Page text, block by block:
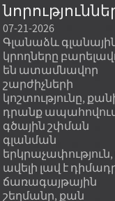
07-21-2026
Գլանաձև
կրողները
են ատամնավոր
շարժիչների
կոշտությունը,
դրանք
գծային շփման
գլանման
երկրաչափություն,
ավելի լավ է
ճառագայթային
շեղմանը, քան